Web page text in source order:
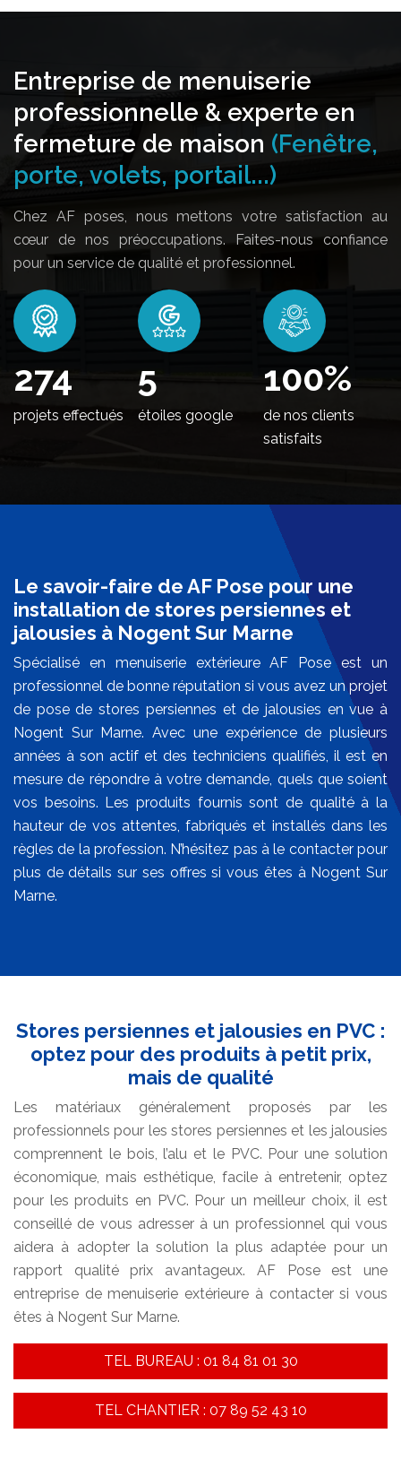
Entreprise de menuiserie
professionnelle & experte en
fermeture de maison (Fenêtre,
porte, volets, portail...)
Chez AF poses, nous mettons votre satisfaction au
cœur de nos préoccupations. Faites-nous confiance
pour un service de qualité et professionnel.
322
projets effectués
5
étoiles google
100%
de nos clients
satisfaits
Le savoir-faire de AF Pose pour une
installation de stores persiennes et
jalousies à Nogent Sur Marne
Spécialisé en menuiserie extérieure AF Pose est un
professionnel de bonne réputation si vous avez un projet
de pose de stores persiennes et de jalousies en vue à
Nogent Sur Marne. Avec une expérience de plusieurs
années à son actif et des techniciens qualifiés, il est en
mesure de répondre à votre demande, quels que soient
vos besoins. Les produits fournis sont de qualité à la
hauteur de vos attentes, fabriqués et installés dans les
règles de la profession. N’hésitez pas à le contacter pour
plus de détails sur ses offres si vous êtes à Nogent Sur
Marne.
Stores persiennes et jalousies en PVC :
optez pour des produits à petit prix,
mais de qualité
Les matériaux généralement proposés par les
professionnels pour les stores persiennes et les jalousies
comprennent le bois, l’alu et le PVC. Pour une solution
économique, mais esthétique, facile à entretenir, optez
pour les produits en PVC. Pour un meilleur choix, il est
conseillé de vous adresser à un professionnel qui vous
aidera à adopter la solution la plus adaptée pour un
rapport qualité prix avantageux. AF Pose est une
entreprise de menuiserie extérieure à contacter si vous
êtes à Nogent Sur Marne.
TEL BUREAU : 01 84 81 01 30
TEL CHANTIER : 07 89 52 43 10